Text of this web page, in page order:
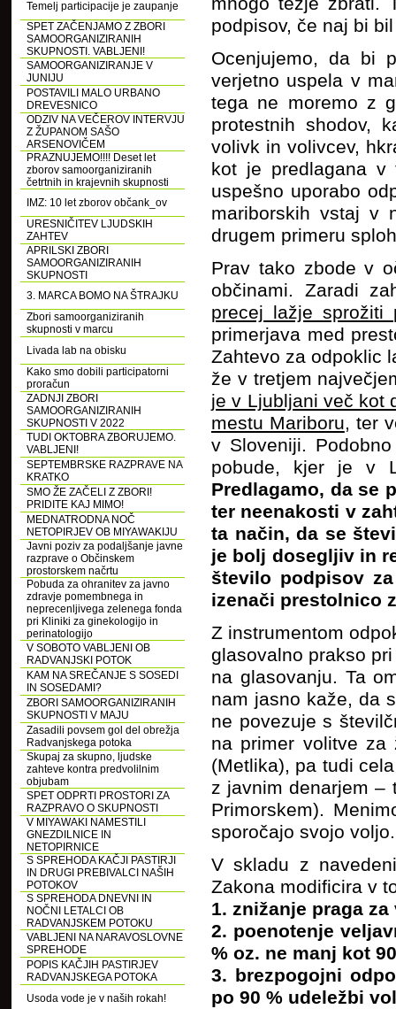
Temelj participacije je zaupanje
SPET ZAČENJAMO Z ZBORI
SAMOORGANIZIRANIH
SKUPNOSTI. VABLJENI!
SAMOORGANIZIRANJE V
JUNIJU
POSTAVILI MALO URBANO
DREVESNICO
ODZIV NA VEČEROV INTERVJU
Z ŽUPANOM SAŠO
ARSENOVIČEM
PRAZNUJEMO!!!! Deset let
zborov samoorganiziranih
četrtnih in krajevnih skupnosti
IMZ: 10 let zborov občank_ov
URESNIČITEV LJUDSKIH
ZAHTEV
APRILSKI ZBORI
SAMOORGANIZIRANIH
SKUPNOSTI
3. MARCA BOMO NA ŠTRAJKU
Zbori samoorganiziranih
skupnosti v marcu
Livada lab na obisku
Kako smo dobili participatorni
proračun
ZADNJI ZBORI
SAMOORGANIZIRANIH
SKUPNOSTI V 2022
TUDI OKTOBRA ZBORUJEMO.
VABLJENI!
SEPTEMBRSKE RAZPRAVE NA
KRATKO
SMO ŽE ZAČELI Z ZBORI!
PRIDITE KAJ MIMO!
MEDNATRODNA NOČ
NETOPIRJEV OB MIYAWAKIJU
Javni poziv za podaljšanje javne
razprave o Občinskem
prostorskem načrtu
Pobuda za ohranitev za javno
zdravje pomembnega in
neprecenljivega zelenega fonda
pri Kliniki za ginekologijo in
perinatologijo
V SOBOTO VABLJENI OB
RADVANJSKI POTOK
KAM NA SREČANJE S SOSEDI
IN SOSEDAMI?
ZBORI SAMOORGANIZIRANIH
SKUPNOSTI V MAJU
Zasadili povsem gol del obrežja
Radvanjskega potoka
Skupaj za skupno, ljudske
zahteve kontra predvolilnim
objubam
SPET ODPRTI PROSTORI ZA
RAZPRAVO O SKUPNOSTI
V MIYAWAKI NAMESTILI
GNEZDILNICE IN
NETOPIRNICE
S SPREHODA KAČJI PASTIRJI
IN DRUGI PREBIVALCI NAŠIH
POTOKOV
S SPREHODA DNEVNI IN
NOČNI LETALCI OB
RADVANJSKEM POTOKU
VABLJENI NA NARAVOSLOVNE
SPREHODE
POPIS KAČJIH PASTIRJEV
RADVANJSKEGA POTOKA
Usoda vode je v naših rokah!
podpisov, če naj bi
Ocenjujemo, da bi
verjetno uspela v
tega ne moremo z
protestnih shodov,
volivk in volivcev,
kot je predlagana
uspešno uporabo
mariborskih vstaj v
drugem primeru
Prav tako zbode v
občinami. Zaradi
precej lažje sprožiti
primerjava med
Zahtevo za odpoklic
že v tretjem
je v Ljubljani več kot
mestu Mariboru, ter
v Sloveniji.
pobude, kjer je v
Predlagamo, da se
ter neenakosti v
ta način, da se
je bolj dosegljiv in
število podpisov
izenači prestolnico
Z instrumentom
glasovalno prakso
na glasovanju. Ta
nam jasno kaže, da
ne povezuje s
na primer volitve
(Metlika), pa tudi
z javnim denarjem –
Primorskem).
sporočajo svojo voljo.
V skladu z
Zakona modificira v
1. znižanje praga
2. poenotenje
% oz. ne manj kot
3. brezpogojni
po 90 % udeležbi